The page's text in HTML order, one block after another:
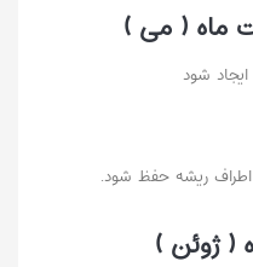
ماه ( می )
شود
اطراف ریشه حفظ شود.
( ژوئن )